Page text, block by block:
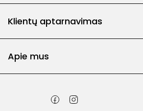
Klientų aptarnavimas
Apie mus